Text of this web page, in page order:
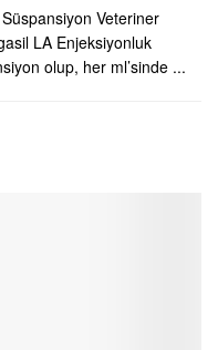
Veteriner
LA Enjeksiyonluk
olup, her ml’sinde ...